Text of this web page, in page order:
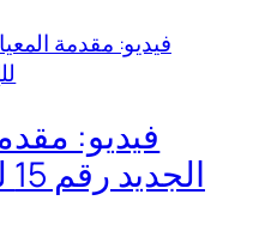
فيديو: